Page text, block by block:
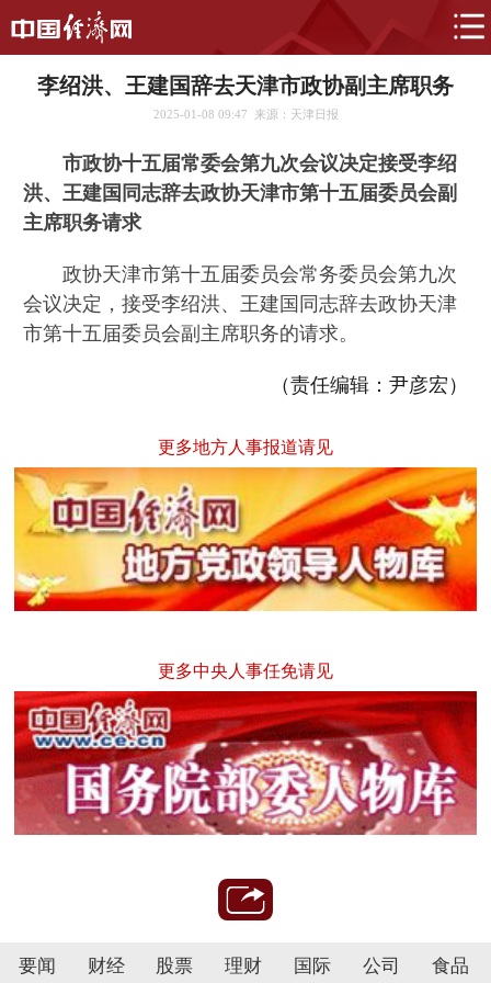
李绍洪、王建国辞去天津市政协副主席职务
2025-01-08 09:47 来源：天津日报
市政协十五届常委会第九次会议决定接受李绍
洪、王建国同志辞去政协天津市第十五届委员会副
主席职务请求
政协天津市第十五届委员会常务委员会第九次
会议决定，接受李绍洪、王建国同志辞去政协天津
市第十五届委员会副主席职务的请求。
（责任编辑：尹彦宏）
更多地方人事报道请见
更多中央人事任免请见
要闻 财经 股票 理财 国际 公司 食品